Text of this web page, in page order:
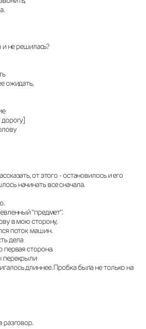
и не решилась?
ожидать,
от этого - остановилось и его
начинать все сначала.
"предмет".
в мою сторону,
поток машин.
дела
первая сторона.
перекрыли
длиннее. Пробка была не только на
разговор.